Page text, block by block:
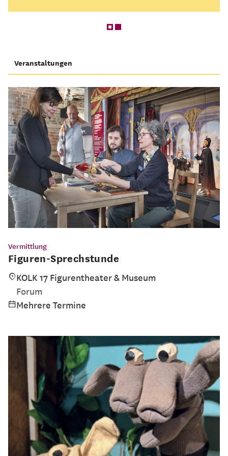
Veranstaltungen
Vermittlung
Figuren-Sprechstunde
KOLK 17 Figurentheater & Museum
Forum
Mehrere Termine